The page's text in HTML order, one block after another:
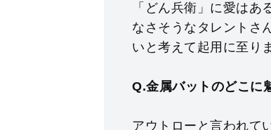
「どん兵衛」に愛はあ
なさそうなタレントさ
いと考えて起⽤に⾄り
Q.⾦属バットのどこに
アウトローと⾔われて